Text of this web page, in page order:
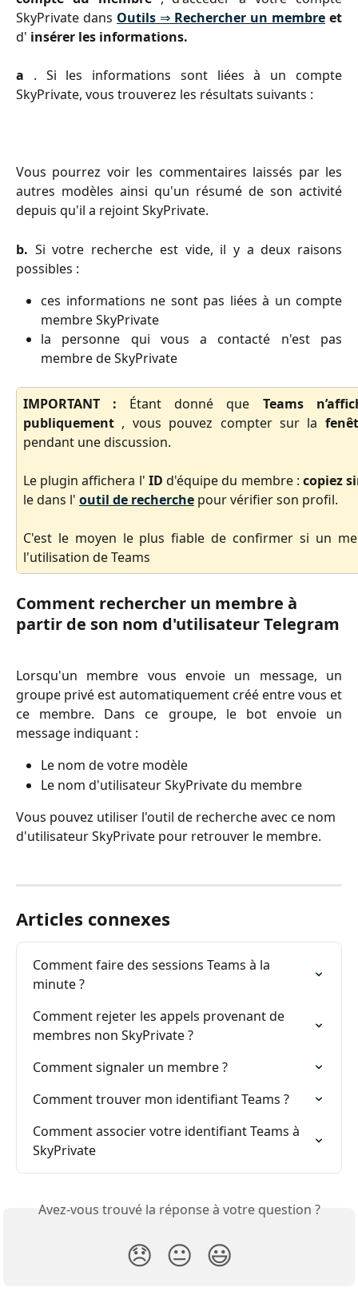
SkyPrivate dans Outils ⇒ Rechercher un membre et
d' insérer les informations.
a . Si les informations sont liées à un compte
SkyPrivate, vous trouverez les résultats suivants :
Vous pourrez voir les commentaires laissés par les
autres modèles ainsi qu'un résumé de son activité
depuis qu'il a rejoint SkyPrivate.
b. Si votre recherche est vide, il y a deux raisons
possibles :
ces informations ne sont pas liées à un compte
membre SkyPrivate
la personne qui vous a contacté n'est pas
membre de SkyPrivate
IMPORTANT : Étant donné que Teams
publiquement , vous pouvez compter sur la
pendant une discussion.
Le plugin affichera l' ID d'équipe du membre : copiez
le dans l' outil de recherche pour vérifier son profil.
C'est le moyen le plus fiable de confirmer si un
l'utilisation de Teams
Comment rechercher un membre à
partir de son nom d'utilisateur Telegram
Lorsqu'un membre vous envoie un message, un
groupe privé est automatiquement créé entre vous et
ce membre. Dans ce groupe, le bot envoie un
message indiquant :
Le nom de votre modèle
Le nom d'utilisateur SkyPrivate du membre
Vous pouvez utiliser l'outil de recherche avec ce nom
d'utilisateur SkyPrivate pour retrouver le membre.
Articles connexes
Comment faire des sessions Teams à la
minute ?
Comment rejeter les appels provenant de
membres non SkyPrivate ?
Comment signaler un membre ?
Comment trouver mon identifiant Teams ?
Comment associer votre identifiant Teams à
SkyPrivate
Avez-vous trouvé la réponse à votre question ?
😞 😐 😃